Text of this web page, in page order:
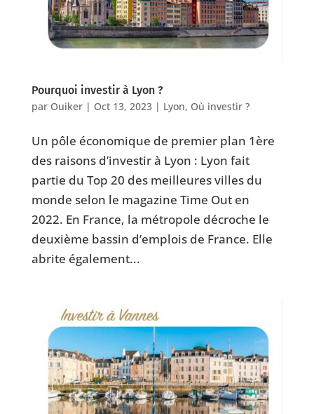
Pourquoi investir à Lyon ?
par Ouiker| Oct 13, 2023| Lyon, Où investir ?
Un pôle économique de premier plan 1ère
des raisons d’investir à Lyon : Lyon fait
partie du Top 20 des meilleures villes du
monde selon le magazine Time Out en
2022. En France, la métropole décroche le
deuxième bassin d’emplois de France. Elle
abrite également...